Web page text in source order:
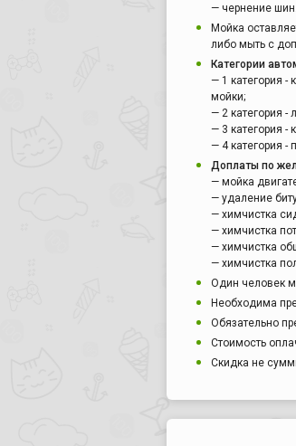
— чернение шин.
Мойка
либо мыть с
Категории
— 1 категория -
мойки;
— 2 категория -
— 3 категория -
— 4 категория
Доплаты по
— мойка
— удаление
— химчистка
— химчистка
— химчистка
— химчистка
Один человек
Необходима
Обязательно
Стоимость
Скидка не